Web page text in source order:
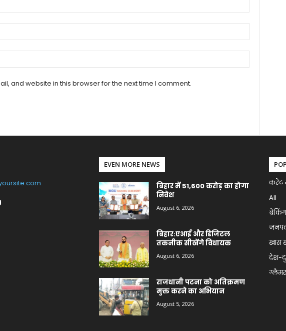
and website in this browser for the next time I comment.
EVEN MORE NEWS
बिहार में 51,600 करोड़ का होगा
निवेश
August 6, 2026
बिहार:एआई और डिजिटल
तकनीक सीखेंगे विधायक
August 6, 2026
राजधानी पटना को अतिक्रमण
मुक्त करने का अभियान
August 5, 2026
करेंट
All
खास
देश-
ग्लैमर